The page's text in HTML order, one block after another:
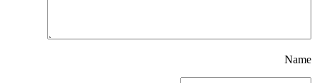
Name